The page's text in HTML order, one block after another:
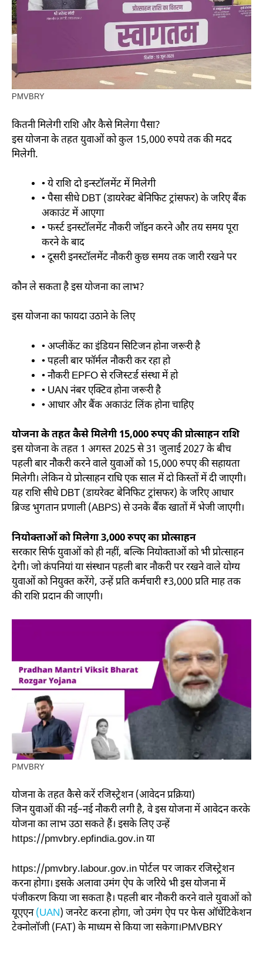
PMVBRY
कितनी मिलेगी राशि और कैसे मिलेगा पैसा?
इस योजना के तहत युवाओं को कुल 15,000 रुपये तक की मदद
मिलेगी.
• ये राशि दो इन्स्टॉलमेंट में मिलेगी
• पैसा सीधे DBT (डायरेक्ट बेनिफिट ट्रांसफर) के जरिए बैंक
अकाउंट में आएगा
• फर्स्ट इनस्टॉलमेंट नौकरी जॉइन करने और तय समय पूरा
करने के बाद
• दूसरी इनस्टॉलमेंट नौकरी कुछ समय तक जारी रखने पर
कौन ले सकता है इस योजना का लाभ?
इस योजना का फायदा उठाने के लिए
• अप्लीकेंट का इंडियन सिटिजन होना जरूरी है
• पहली बार फॉर्मल नौकरी कर रहा हो
• नौकरी EPFO से रजिस्टर्ड संस्था में हो
• UAN नंबर एक्टिव होना जरूरी है
• आधार और बैंक अकाउंट लिंक होना चाहिए
योजना के तहत कैसे मिलेगी 15,000 रुपए की प्रोत्साहन राशि
इस योजना के तहत 1 अगस्त 2025 से 31 जुलाई 2027 के बीच
पहली बार नौकरी करने वाले युवाओं को 15,000 रुपए की सहायता
मिलेगी। लेकिन ये प्रोत्साहन राधि एक साल में दो किस्तों में दी जाएगी।
यह राशि सीधे DBT (डायरेक्ट बेनिफिट ट्रांसफर) के जरिए आधार
ब्रिज्ड भुगतान प्रणाली (ABPS) से उनके बैंक खातों में भेजी जाएगी।
नियोक्ताओं को मिलेगा 3,000 रुपए का प्रोत्साहन
सरकार सिर्फ युवाओं को ही नहीं, बल्कि नियोक्ताओं को भी प्रोत्साहन
देगी। जो कंपनियां या संस्थान पहली बार नौकरी पर रखने वाले योग्य
युवाओं को नियुक्त करेंगे, उन्हें प्रति कर्मचारी ₹3,000 प्रति माह तक
की राशि प्रदान की जाएगी।
PMVBRY
योजना के तहत कैसे करें रजिस्ट्रेशन (आवेदन प्रक्रिया)
जिन युवाओं की नई–नई नौकरी लगी है, वे इस योजना में आवेदन करके
योजना का लाभ उठा सकते हैं। इसके लिए उन्हें
https://pmvbry.epfindia.gov.in या
https://pmvbry.labour.gov.in पोर्टल पर जाकर रजिस्ट्रेशन
करना होगा। इसके अलावा उमंग ऐप के जरिये भी इस योजना में
पंजीकरण किया जा सकता है। पहली बार नौकरी करने वाले युवाओं को
यूएएन(UAN) जनरेट करना होगा, जो उमंग ऐप पर फेस ऑथेंटिकेशन
टेक्नोलॉजी (FAT) के माध्यम से किया जा सकेगा।PMVBRY